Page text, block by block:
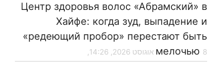
Центр здоровья волос «Абрaмский» в
Хайфе: когда зуд, выпадение и
«редеющий пробор» перестают быть
мелочью 8 אוגוסט 2026, 14:26,